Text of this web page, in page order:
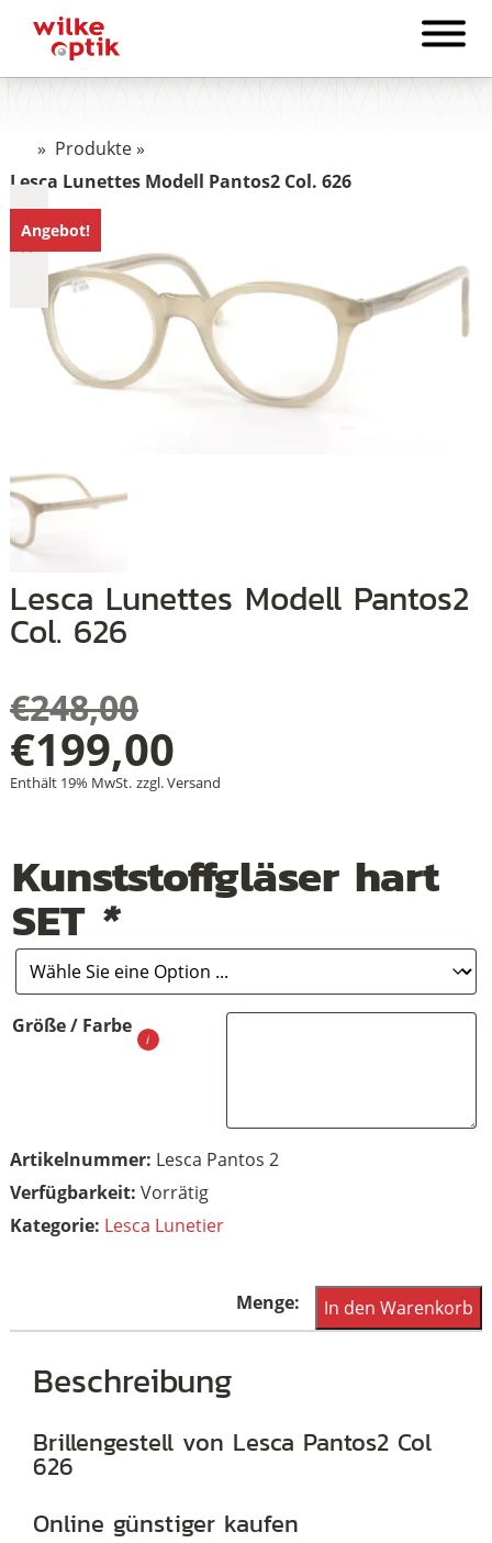
» Produkte»
Lesca Lunettes Modell Pantos2 Col. 626
Angebot!
Lesca Lunettes Modell Pantos2
Col. 626
€248,00
Ursprünglicher
Preis
war:
€248,00
€199,00
Aktueller
ist:
€199,00.
Enthält 19% MwSt. zzgl.Versand
Kunststoffgläser hart
SET *
Größe / Farbe
Artikelnummer: Lesca Pantos 2
Vorrätig
Kategorie: Lesca Lunetier
Lesca
Lunettes
Col.
In den Warenkorb
Beschreibung
Brillengestell von Lesca Pantos2 Col
626
Online günstiger kaufen
+
+
+